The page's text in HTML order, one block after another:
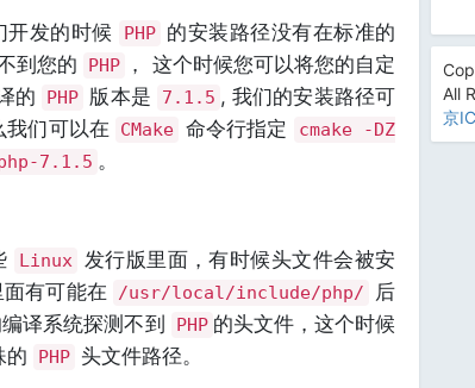
开发的时候 PHP 的安装路径没有在标准的
到您的 PHP
， 这个时候您可以将您的自定
的
PHP 版本是 7.1.5 , 我们的安装路径可
我们可以在 CMake 命令行指定
cmake -DZ
php-7.1.5 。
Linux 发行版里面，有时候头文件会被安
面有可能在 /usr/local/include/php/
后
译系统探测不到 PHP 的头文件，这个时候
的
PHP 头文件路径。
All
京